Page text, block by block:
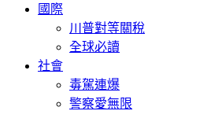
國際
川普對等關稅
全球必讀
社會
毒駕連爆
警察愛無限